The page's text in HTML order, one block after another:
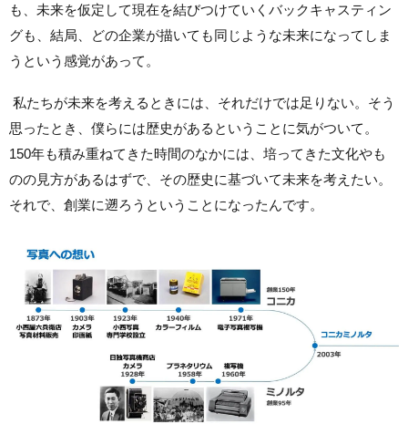
も、未来を仮定して現在を結びつけていくバックキャスティン
グも、結局、どの企業が描いても同じような未来になってしま
うという感覚があって。
私たちが未来を考えるときには、それだけでは足りない。そう
思ったとき、僕らには歴史があるということに気がついて。
150年も積み重ねてきた時間のなかには、培ってきた文化やも
のの見方があるはずで、その歴史に基づいて未来を考えたい。
それで、創業に遡ろうということになったんです。